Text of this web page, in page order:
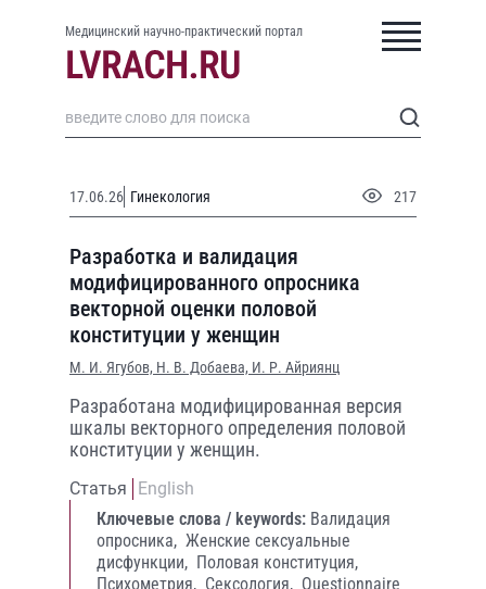
Медицинский научно-практический портал
17.06.26 Гинекология 217
Разработка и валидация
модифицированного опросника
векторной оценки половой
конституции у женщин
М. И. Ягубов, Н. В. Добаева, И. Р. Айриянц
Разработана модифицированная версия
шкалы векторного определения половой
конституции у женщин.
Статья
English
Ключевые слова / keywords: Валидация
опросника, Женские сексуальные
дисфункции, Половая конституция,
Психометрия, Сексология, Questionnaire